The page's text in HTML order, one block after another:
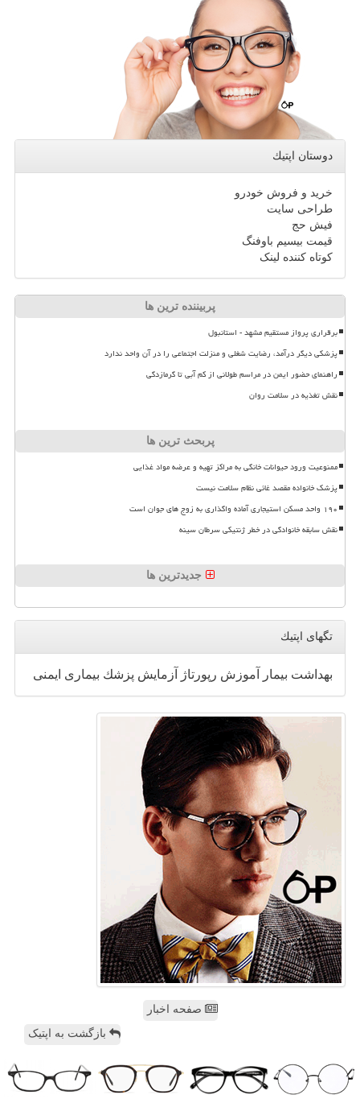
دوستان اپتیك
خرید و فروش خودرو
طراحی سایت
فیش حج
قیمت بیسیم باوفنگ
کوتاه کننده لینک
پربیننده ترین ها
برقراری پرواز مستقیم مشهد - استانبول
پزشکی دیگر درآمد، رضایت شغلی و منزلت اجتماعی را در آن واحد ندارد
راهنمای حضور ایمن در مراسم طولانی از کم آبی تا گرمازدگی
نقش تغذیه در سلامت روان
پربحث ترین ها
ممنوعیت ورود حیوانات خانگی به مراکز تهیه و عرضه مواد غذایی
پزشک خانواده مقصد غائی نظام سلامت نیست
۱۹۰ واحد مسکن استیجاری آماده واگذاری به زوج های جوان است
نقش سابقه خانوادگی در خطر ژنتیکی سرطان سینه
جدیدترین ها
تگهای اپتیك
بهداشت بیمار آموزش رپورتاژ آزمایش پزشك بیماری ایمنی
صفحه اخبار
بازگشت به اپتیک